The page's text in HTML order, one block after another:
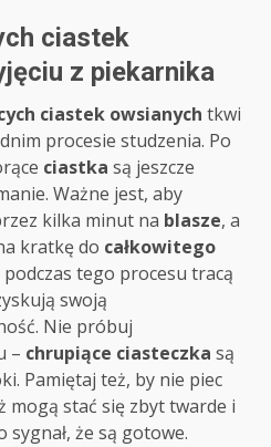
ciastek
z piekarnika
ciastek owsianych tkwi
procesie studzenia. Po
ciastka są jeszcze
Ważne jest, aby
kilka minut na blasze, a
kratkę do całkowitego
podczas tego procesu tracą
swoją
Nie próbuj
– chrupiące ciasteczka są
Pamiętaj też, by nie piec
mogą stać się zbyt twarde i
że są gotowe.